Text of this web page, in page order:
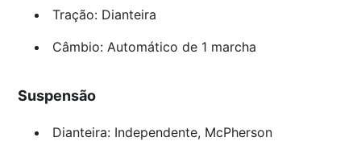
Tração: Dianteira
Câmbio: Automático de 1 marcha
Suspensão
Dianteira: Independente, McPherson